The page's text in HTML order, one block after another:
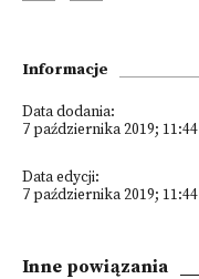
Informacje
Data dodania:
7 października 2019; 11:44
Data edycji:
7 października 2019; 11:44
Inne powiązania